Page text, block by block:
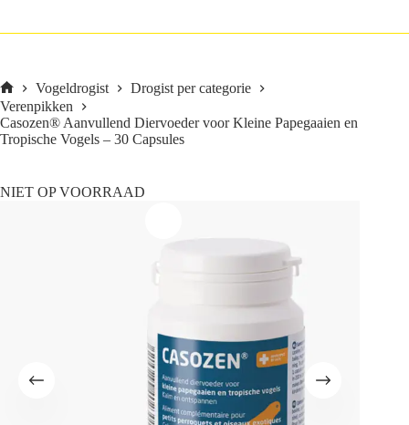
Home
Vogeldrogist
Drogist per categorie
Verenpikken
Casozen® Aanvullend Diervoeder voor Kleine Papegaaien en
Tropische Vogels – 30 Capsules
NIET OP VOORRAAD